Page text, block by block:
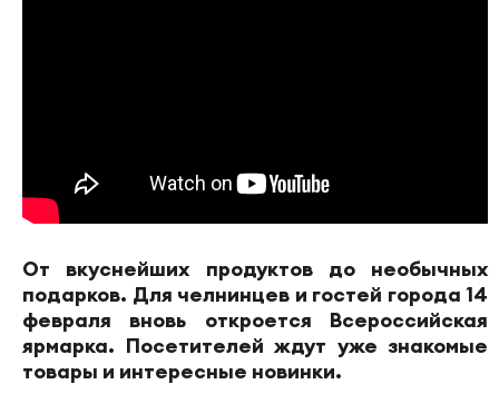
От вкуснейших продуктов до необычных
подарков. Для челнинцев и гостей города 14
февраля вновь откроется Всероссийская
ярмарка. Посетителей ждут уже знакомые
товары и интересные новинки.